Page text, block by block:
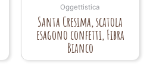
Oggettistica
Santa Cresima, scatola
esagono confetti, Fibra
Bianco